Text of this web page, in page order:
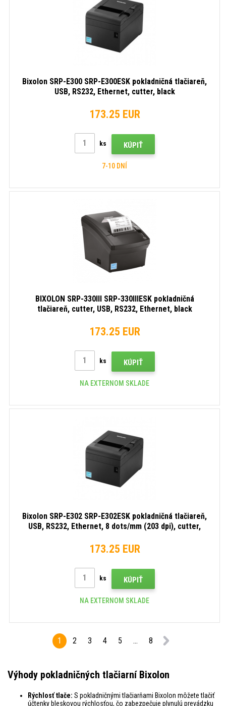
Bixolon SRP-E300 SRP-E300ESK pokladničná tlačiareň,
USB, RS232, Ethernet, cutter, black
173.25 EUR
ks KÚPIŤ
7-10 DNÍ
BIXOLON SRP-330III SRP-330IIIESK pokladničná
tlačiareň, cutter, USB, RS232, Ethernet, black
173.25 EUR
ks KÚPIŤ
NA EXTERNOM SKLADE
Bixolon SRP-E302 SRP-E302ESK pokladničná tlačiareň,
USB, RS232, Ethernet, 8 dots/mm (203 dpi), cutter,
173.25 EUR
ks KÚPIŤ
NA EXTERNOM SKLADE
1 2 3 4 5 ... 8
Výhody pokladničných tlačiarní Bixolon
Rýchlosť tlače: S pokladničnými tlačiarňami Bixolon môžete tlačiť
účtenky bleskovou rýchlosťou, čo zabezpečuje plynulú prevádzku